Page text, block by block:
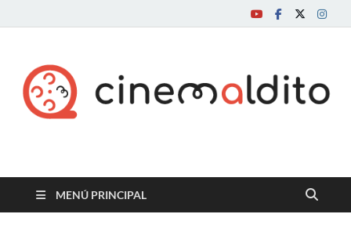
Cine maldito
MENÚ PRINCIPAL